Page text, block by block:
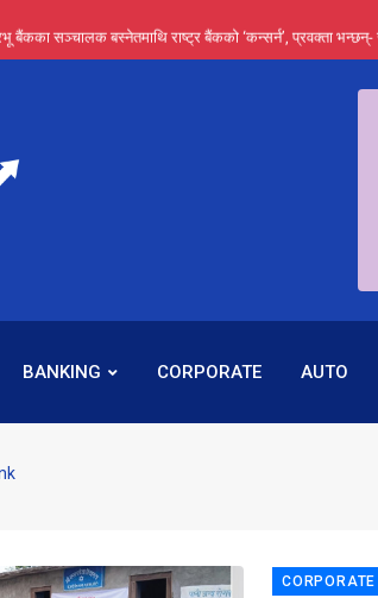
बैंकका सञ्चालक बस्नेतमाथि राष्ट्र बैंकको ‘कन्सर्न’, प्रवक्ता
प्रभू बैंकमा सेञ्चुरीबाट आएका कर्मचारीमाथि हदैसम्मको विभेदः एउटै
कमाइमा गरिमाको दमदार छलाङ, सेयरधनीलाई २०
प्रभु बैंकमा रमिता : सर्वसाधारणबाट छिरेका बस्नेत संस्थापक
BANKING CORPORATE AUTO
CORPORATE